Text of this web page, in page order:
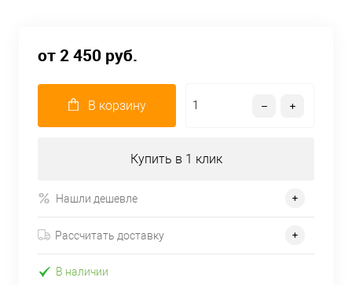
от 2 450 руб.
В корзину
Купить в 1 клик
Нашли дешевле
Рассчитать доставку
В наличии